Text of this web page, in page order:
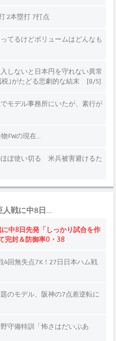
戦に中8日...
中8日先発「しっかり試合を作
完封＆防御率0・38
4回無失点7K！27日日本ハム戦
のモデル、阪神の7点差逆転に
守備特訓「怖さはだいぶあ